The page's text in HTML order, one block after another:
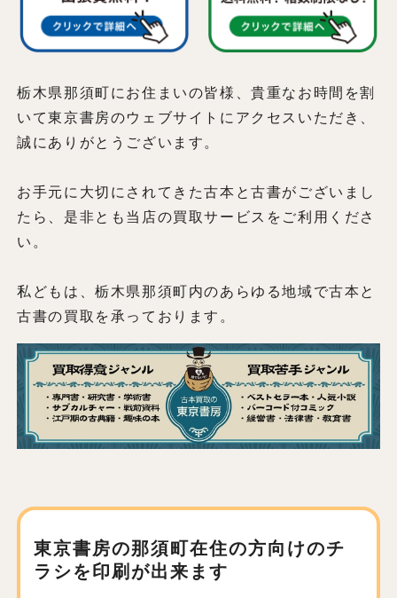
栃木県那須町にお住まいの皆様、貴重なお時間を割
いて東京書房のウェブサイトにアクセスいただき、
誠にありがとうございます。
お手元に大切にされてきた古本と古書がございまし
たら、是非とも当店の買取サービスをご利用くださ
い。
私どもは、栃木県那須町内のあらゆる地域で古本と
古書の買取を承っております。
東京書房の那須町在住の方向けのチ
ラシを印刷が出来ます